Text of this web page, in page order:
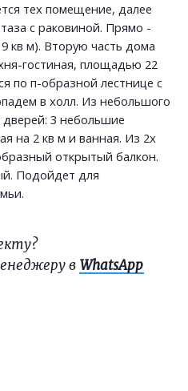
тех помещение, далее
с раковиной. Прямо -
кв м). Вторую часть дома
гостиная, площадью 22
по п-образной лестнице с
в холл. Из небольшого
дверей: 3 небольшие
на 2 кв м и ванная. Из 2х
открытый балкон.
Подойдет для
в WhatsApp